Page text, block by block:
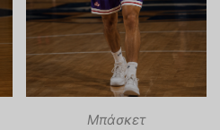
Μπάσκετ